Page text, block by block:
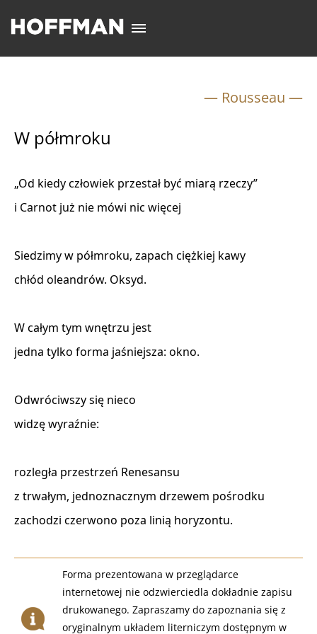
— Rousseau —
W półmroku
„Od kiedy człowiek przestał być miarą rzeczy”
i Carnot już nie mówi nic więcej
Siedzimy w półmroku, zapach ciężkiej kawy
chłód oleandrów. Oksyd.
W całym tym wnętrzu jest
jedna tylko forma jaśniejsza: okno.
Odwróciwszy się nieco
widzę wyraźnie:
rozległa przestrzeń Renesansu
z trwałym, jednoznacznym drzewem pośrodku
zachodzi czerwono poza linią horyzontu.
Forma prezentowana w przeglądarce
internetowej nie odzwierciedla dokładnie zapisu
drukowanego. Zapraszamy do zapoznania się z
oryginalnym układem literniczym dostępnym w